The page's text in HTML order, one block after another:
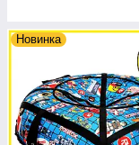
Новинка